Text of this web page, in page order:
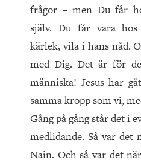
frågor – men Du får
själv. Du får vara
kärlek, vila i hans nåd.
med Dig. Det är för
människa! Jesus har
samma kropp som vi,
Gång på gång står det i
medlidande. Så var
Nain. Och så var det